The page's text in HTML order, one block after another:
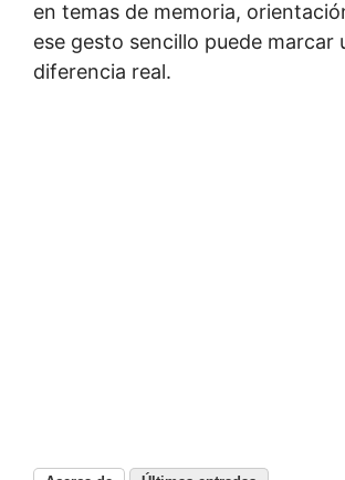
en temas de memoria,
ese gesto sencillo puede marcar
diferencia real.